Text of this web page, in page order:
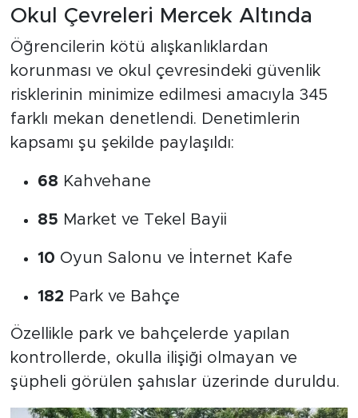
Okul Çevreleri Mercek Altında
Öğrencilerin kötü alışkanlıklardan
korunması ve okul çevresindeki güvenlik
risklerinin minimize edilmesi amacıyla 345
farklı mekan denetlendi. Denetimlerin
kapsamı şu şekilde paylaşıldı:
68 Kahvehane
85 Market ve Tekel Bayii
10 Oyun Salonu ve İnternet Kafe
182 Park ve Bahçe
Özellikle park ve bahçelerde yapılan
kontrollerde, okulla ilişiği olmayan ve
şüpheli görülen şahıslar üzerinde duruldu.